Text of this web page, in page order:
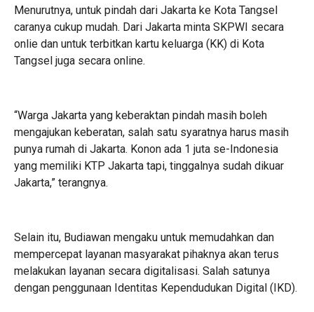
Menurutnya, untuk pindah dari Jakarta ke Kota Tangsel
caranya cukup mudah. Dari Jakarta minta SKPWI secara
onlie dan untuk terbitkan kartu keluarga (KK) di Kota
Tangsel juga secara online.
“Warga Jakarta yang keberaktan pindah masih boleh
mengajukan keberatan, salah satu syaratnya harus masih
punya rumah di Jakarta. Konon ada 1 juta se-Indonesia
yang memiliki KTP Jakarta tapi, tinggalnya sudah dikuar
Jakarta,” terangnya.
Selain itu, Budiawan mengaku untuk memudahkan dan
mempercepat layanan masyarakat pihaknya akan terus
melakukan layanan secara digitalisasi. Salah satunya
dengan penggunaan Identitas Kependudukan Digital (IKD).